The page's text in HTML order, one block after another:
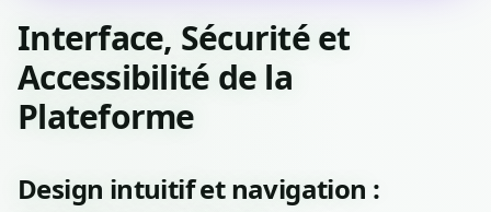
Interface, Sécurité et
Accessibilité de la
Plateforme
Design intuitif et navigation :